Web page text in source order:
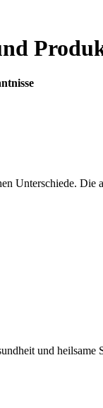
Unterschiede. Die
und heilsame